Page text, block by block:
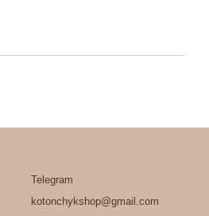
Telegram
kotonchykshop@gmail.com